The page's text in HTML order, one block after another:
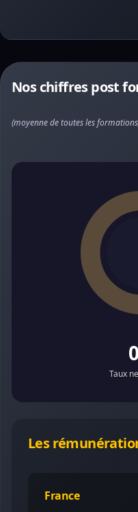
Nos chiffres post
(moyenne de toutes les
Taux
Les
France